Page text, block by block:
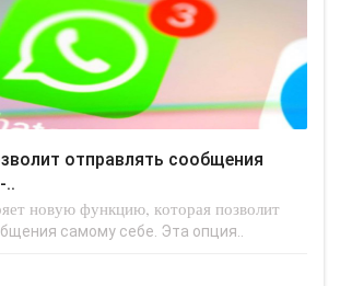
..
новую функцию, которая позволит
самому себе. Эта опция..